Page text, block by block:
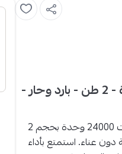
جري آي بلس مكيف سبليت 24000 وحدة - 2 طن - بارد وحار -
ع مكيف جري آي بلس سبليت 24000 وحدة بحجم 2
دون عناء. استمتع بأداء